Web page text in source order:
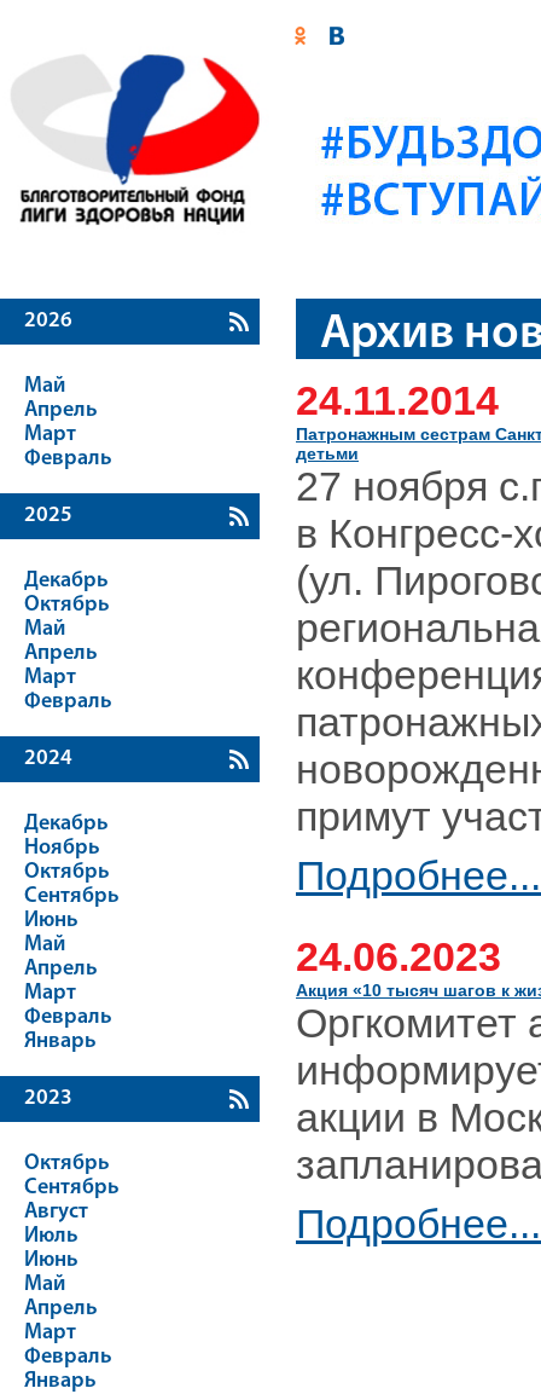
2026
Май
Апрель
Март
Февраль
2025
Декабрь
Октябрь
Май
Апрель
Март
Февраль
2024
Декабрь
Ноябрь
Октябрь
Сентябрь
Июнь
Май
Апрель
Март
Февраль
Январь
2023
Октябрь
Сентябрь
Август
Июль
Июнь
Май
Апрель
Март
Февраль
Январь
Архив
24.11.2014
Патронажным сестрам
детьми
27 ноября
в Конгресс-
(ул.
примут
Подробнее...
24.06.2023
Акция «10 тысяч шагов к
Оргкомитет
акции в
Подробнее...